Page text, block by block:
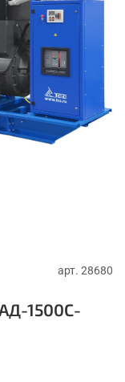
арт. 28680
1500С-